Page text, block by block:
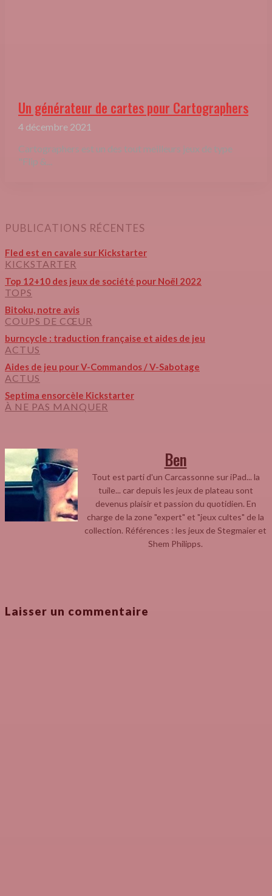
Un générateur de cartes pour Cartographers
4 décembre 2021
Cartographers est un des tout meilleurs jeux de type
"Flip &...
PUBLICATIONS RÉCENTES
Fled est en cavale sur Kickstarter
KICKSTARTER
Top 12+10 des jeux de société pour Noël 2022
TOPS
Bitoku, notre avis
COUPS DE CŒUR
burncycle : traduction française et aides de jeu
ACTUS
Aides de jeu pour V-Commandos / V-Sabotage
ACTUS
Septima ensorcèle Kickstarter
À NE PAS MANQUER
Ben
Tout est parti d'un Carcassonne sur iPad... la
tuile... car depuis les jeux de plateau sont
devenus plaisir et passion du quotidien. En
charge de la zone "expert" et "jeux cultes" de la
collection. Références : les jeux de Stegmaier et
Shem Philipps.
Laisser un commentaire